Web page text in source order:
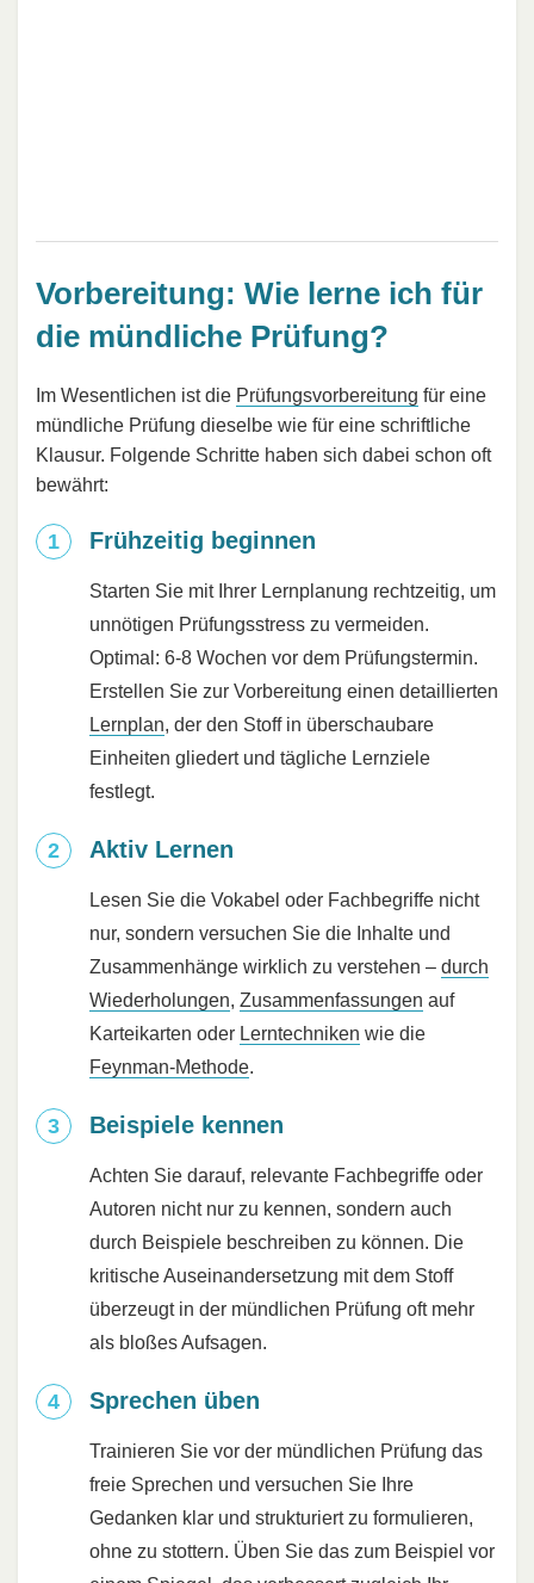
Vorbereitung: Wie lerne ich für
die mündliche Prüfung?
Im Wesentlichen ist die Prüfungsvorbereitung für eine
mündliche Prüfung dieselbe wie für eine schriftliche
Klausur. Folgende Schritte haben sich dabei schon oft
bewährt:
Frühzeitig beginnen
Starten Sie mit Ihrer Lernplanung rechtzeitig, um
unnötigen Prüfungsstress zu vermeiden.
Optimal: 6-8 Wochen vor dem Prüfungstermin.
Erstellen Sie zur Vorbereitung einen detaillierten
Lernplan, der den Stoff in überschaubare
Einheiten gliedert und tägliche Lernziele
festlegt.
Aktiv Lernen
Lesen Sie die Vokabel oder Fachbegriffe nicht
nur, sondern versuchen Sie die Inhalte und
Zusammenhänge wirklich zu verstehen – durch
Wiederholungen, Zusammenfassungen auf
Karteikarten oder Lerntechniken wie die
Feynman-Methode.
Beispiele kennen
Achten Sie darauf, relevante Fachbegriffe oder
Autoren nicht nur zu kennen, sondern auch
durch Beispiele beschreiben zu können. Die
kritische Auseinandersetzung mit dem Stoff
überzeugt in der mündlichen Prüfung oft mehr
als bloßes Aufsagen.
Sprechen üben
Trainieren Sie vor der mündlichen Prüfung das
freie Sprechen und versuchen Sie Ihre
Gedanken klar und strukturiert zu formulieren,
ohne zu stottern. Üben Sie das zum Beispiel vor